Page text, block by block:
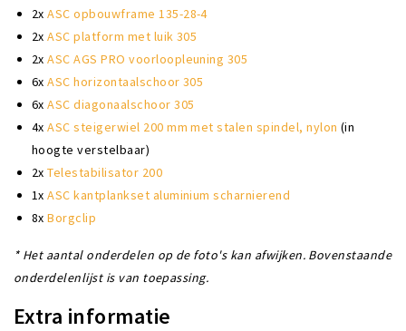
2xASC opbouwframe 135-28-4
2xASC platform met luik 305
2xASC AGS PRO voorloopleuning 305
6xASC horizontaalschoor 305
6xASC diagonaalschoor 305
4xASC steigerwiel 200 mm met stalen spindel, nylon (in
hoogte verstelbaar)
2xTelestabilisator 200
1xASC kantplankset aluminium scharnierend
8xBorgclip
* Het aantal onderdelen op de foto's kan afwijken. Bovenstaande
onderdelenlijst is van toepassing.
Extra informatie